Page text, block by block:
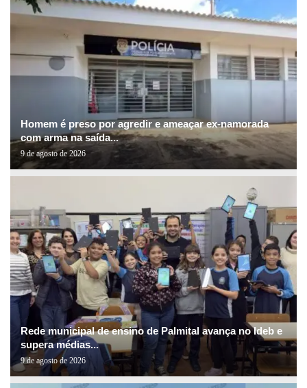
Homem é preso por agredir e ameaçar ex-namorada
com arma na saída...
9 de agosto de 2026
Rede municipal de ensino de Palmital avança no Ideb e
supera médias...
9 de agosto de 2026